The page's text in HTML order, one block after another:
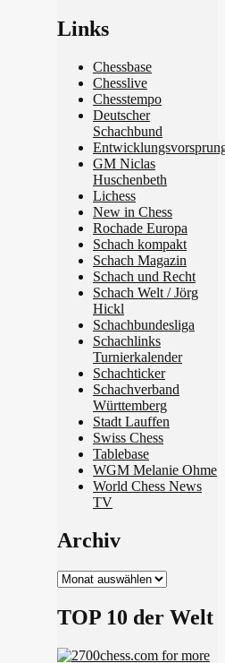
Links
Chessbase
Chesslive
Chesstempo
Deutscher
Schachbund
GM Niclas
Huschenbeth
Lichess
New in Chess
Rochade Europa
Schach kompakt
Schach Magazin
Schach und Recht
Schach Welt / Jörg
Hickl
Schachbundesliga
Schachlinks
Turnierkalender
Schachticker
Schachverband
Württemberg
Stadt Lauffen
Swiss Chess
Tablebase
WGM Melanie Ohme
World Chess News
TV
Archiv
Archiv
TOP 10 der Welt